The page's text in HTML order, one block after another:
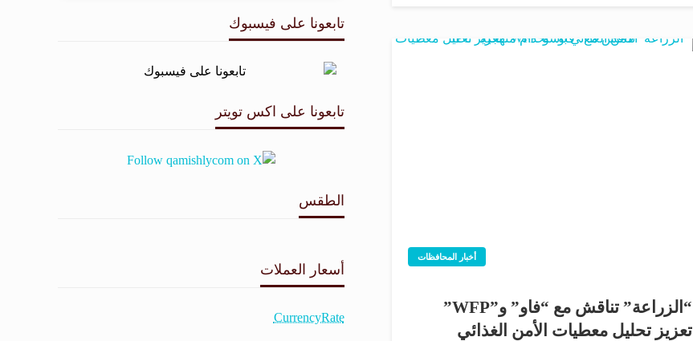
أخبار المحافظات
“الزراعة” تناقش مع “فاو” و”WFP”
تعزيز تحليل معطيات الأمن الغذائي
تابعونا على فيسبوك
تابعونا على اكس تويتر
الطقس
أسعار العملات
CurrencyRate